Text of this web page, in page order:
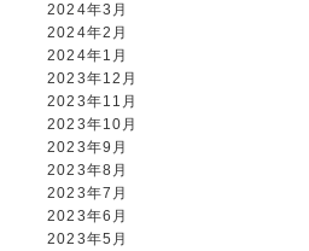
2024年3月
2024年2月
2024年1月
2023年12月
2023年11月
2023年10月
2023年9月
2023年8月
2023年7月
2023年6月
2023年5月